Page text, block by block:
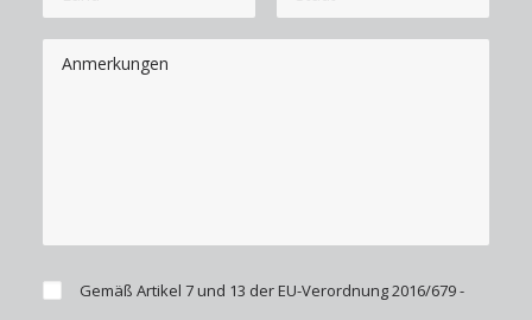
Gemäß Artikel 7 und 13 der EU-Verordnung 2016/679 -